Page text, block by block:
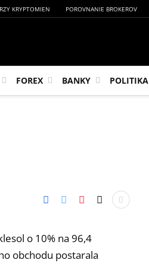
KRYPTOMIEN POROVNANIE BROKEROV
FOREX BANKY POLITIKA
o 10% na 96,4
obchodu postarala